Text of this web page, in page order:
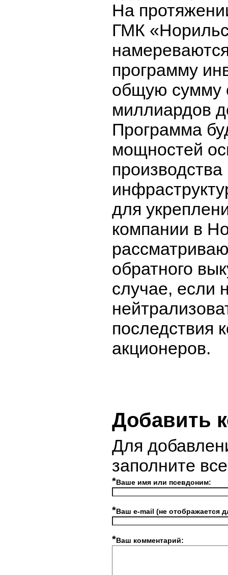
На
ГМК
программу
общую сумму
миллиардов
Программа
мощностей
производства
для
компании в
обратного
случае, если
последствия
акционеров.
Добавить
Для
заполните
*Ваше имя или псевдоним:
*Ваш e-mail (не отображается
*Ваш комментарий: